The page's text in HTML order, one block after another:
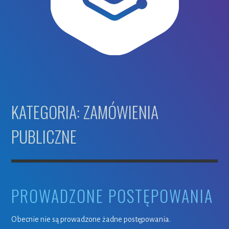
KATEGORIA: ZAMÓWIENIA
PUBLICZNE
PROWADZONE POSTĘPOWANIA
Obecnie nie są prowadzone żadne postępowania.